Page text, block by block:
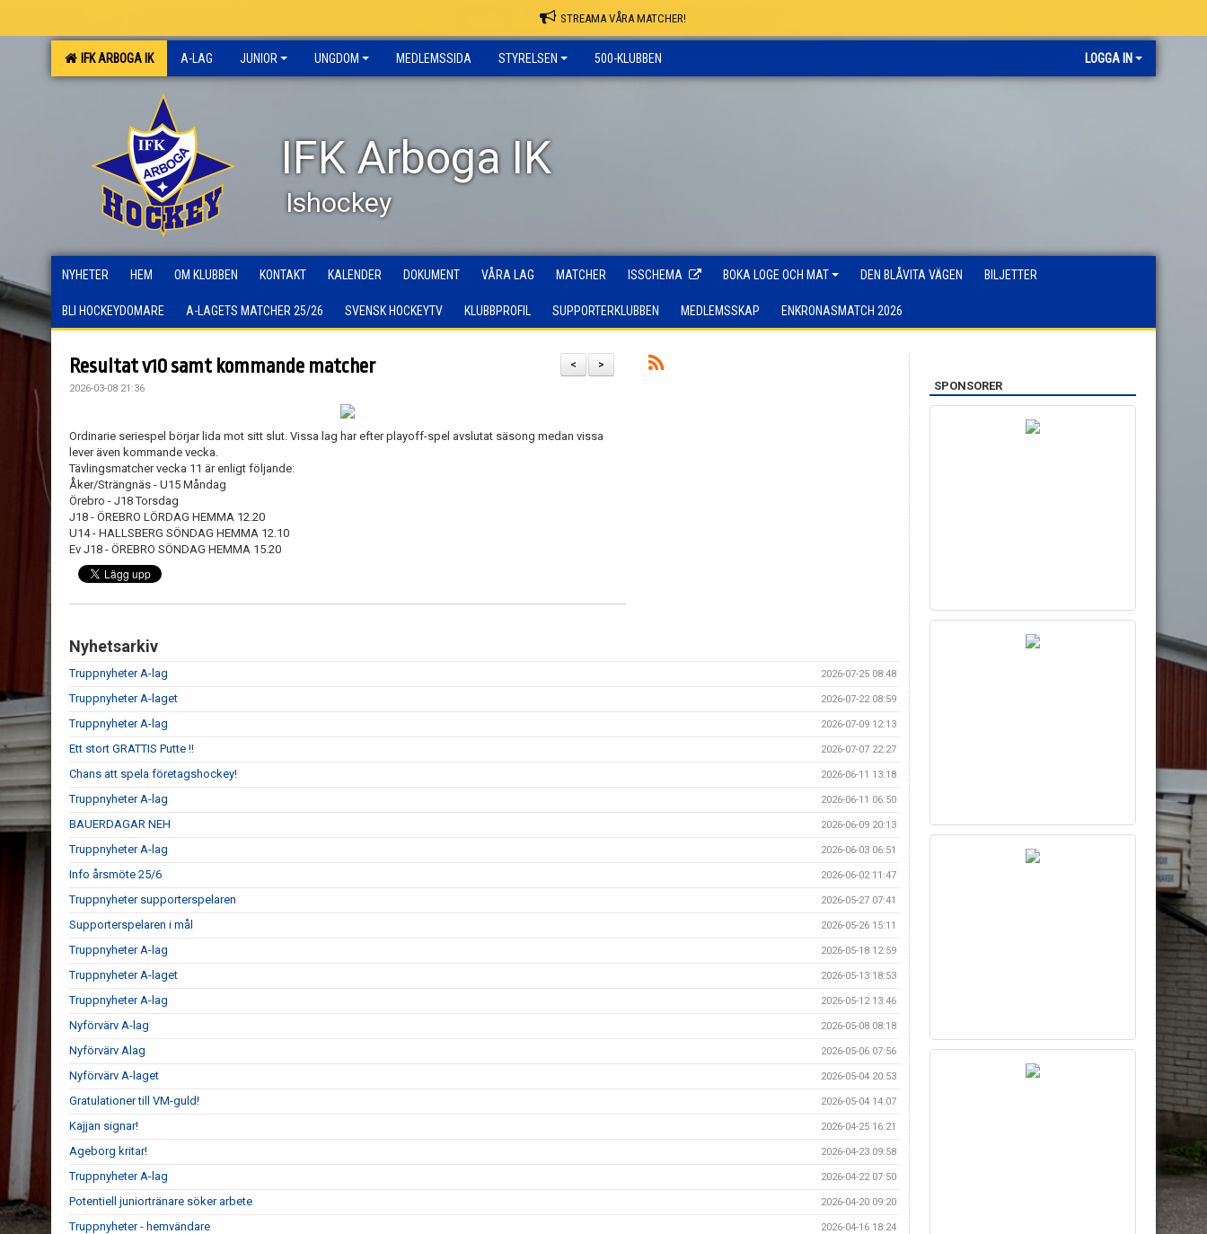
STREAMA VÅRA MATCHER!
IFK ARBOGA IK A-LAG JUNIOR UNGDOM MEDLEMSSIDA STYRELSEN 500-KLUBBEN LOGGA IN
IFK Arboga IK
Ishockey
NYHETER HEM OM KLUBBEN KONTAKT KALENDER DOKUMENT VÅRA LAG MATCHER ISSCHEMA BOKA LOGE OCH MAT DEN BLÅVITA VÄGEN BILJETTER
BLI HOCKEYDOMARE A-LAGETS MATCHER 25/26 SVENSK HOCKEYTV KLUBBPROFIL SUPPORTERKLUBBEN MEDLEMSSKAP ENKRONASMATCH 2026
>
<
Resultat v10 samt kommande matcher
2026-03-08 21:36
Ordinarie seriespel börjar lida mot sitt slut. Vissa lag har efter playoff-spel avslutat säsong medan vissa
lever även kommande vecka.
Tävlingsmatcher vecka 11 är enligt följande:
Åker/Strängnäs - U15 Måndag
Örebro - J18 Torsdag
J18 - ÖREBRO LÖRDAG HEMMA 12.20
U14 - HALLSBERG SÖNDAG HEMMA 12.10
Ev J18 - ÖREBRO SÖNDAG HEMMA 15.20
Nyhetsarkiv
Truppnyheter A-lag 2026-07-25 08:48
Truppnyheter A-laget 2026-07-22 08:59
Truppnyheter A-lag 2026-07-09 12:13
Ett stort GRATTIS Putte !! 2026-07-07 22:27
Chans att spela företagshockey! 2026-06-11 13:18
Truppnyheter A-lag 2026-06-11 06:50
BAUERDAGAR NEH 2026-06-09 20:13
Truppnyheter A-lag 2026-06-03 06:51
Info årsmöte 25/6 2026-06-02 11:47
Truppnyheter supporterspelaren 2026-05-27 07:41
Supporterspelaren i mål 2026-05-26 15:11
Truppnyheter A-lag 2026-05-18 12:59
Truppnyheter A-laget 2026-05-13 18:53
Truppnyheter A-lag 2026-05-12 13:46
Nyförvärv A-lag 2026-05-08 08:18
Nyförvärv Alag 2026-05-06 07:56
Nyförvärv A-laget 2026-05-04 20:53
Gratulationer till VM-guld! 2026-05-04 14:07
Kajjan signar! 2026-04-25 16:21
Ageborg kritar! 2026-04-23 09:58
Truppnyheter A-lag 2026-04-22 07:50
Potentiell juniortränare söker arbete 2026-04-20 09:20
Truppnyheter - hemvändare 2026-04-16 18:24
SPONSORER